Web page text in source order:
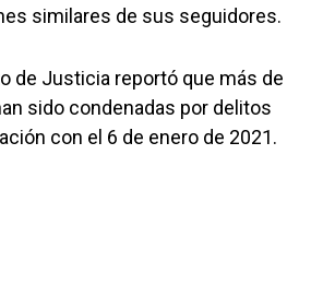
similares de sus seguidores.
de Justicia reportó que más de
sido condenadas por delitos
con el 6 de enero de 2021.